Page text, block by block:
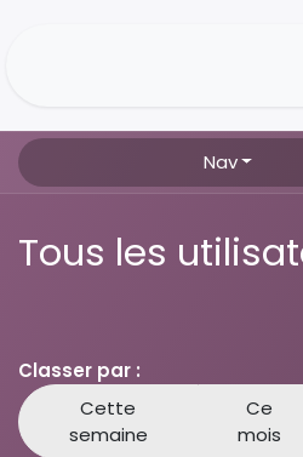
Nav
Tous les
Classer par :
Cette
semaine
Ce
mois